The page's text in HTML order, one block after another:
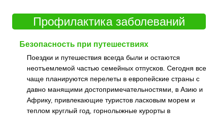
Профилактика заболеваний
Безопасность при путешествиях
Поездки и путешествия всегда были и остаются
неотъемлемой частью семейных отпусков. Сегодня все
чаще планируются перелеты в европейские страны с
давно манящими достопримечательностями, в Азию и
Африку, привлекающие туристов ласковым морем и
теплом круглый год, горнолыжные курорты в